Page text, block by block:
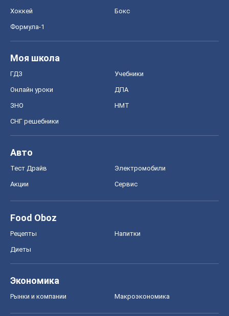
Хоккей Бокс
Формула-1
Моя школа
ГДЗ Учебники
Онлайн уроки ДПА
ЗНО НМТ
СНГ решебники
Авто
Тест Драйв Электромобили
Акции Сервис
Food Oboz
Рецепты Напитки
Диеты
Экономика
Рынки и компании Mакроэкономика